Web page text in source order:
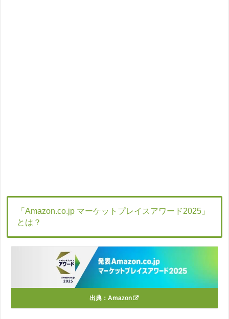
「Amazon.co.jp マーケットプレイスアワード2025」
とは？
出典： Amazon